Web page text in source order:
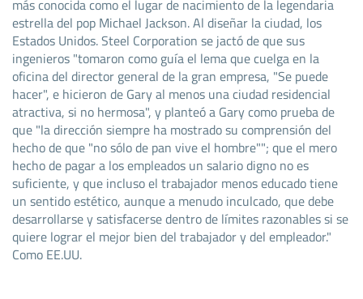
más conocida como el lugar de nacimiento de la legendaria
estrella del pop Michael Jackson. Al diseñar la ciudad, los
Estados Unidos. Steel Corporation se jactó de que sus
ingenieros "tomaron como guía el lema que cuelga en la
oficina del director general de la gran empresa, "Se puede
hacer", e hicieron de Gary al menos una ciudad residencial
atractiva, si no hermosa", y planteó a Gary como prueba de
que "la dirección siempre ha mostrado su comprensión del
hecho de que "no sólo de pan vive el hombre""; que el mero
hecho de pagar a los empleados un salario digno no es
suficiente, y que incluso el trabajador menos educado tiene
un sentido estético, aunque a menudo inculcado, que debe
desarrollarse y satisfacerse dentro de límites razonables si se
quiere lograr el mejor bien del trabajador y del empleador."
Como EE.UU.